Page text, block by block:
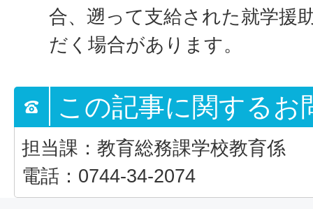
合、遡って支給された就学援
だく場合があります。
この記事に関するお
担当課：教育総務課学校教育係
電話：0744-34-2074